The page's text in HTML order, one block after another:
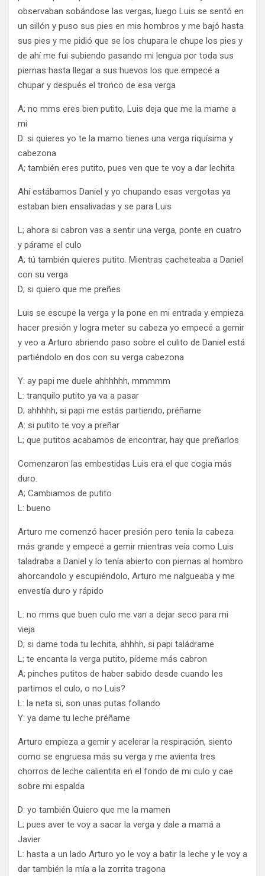
observaban sobándose las vergas, luego Luis se sentó en
un sillón y puso sus pies en mis hombros y me bajó hasta
sus pies y me pidió que se los chupara le chupe los pies y
de ahí me fui subiendo pasando mi lengua por toda sus
piernas hasta llegar a sus huevos los que empecé a
chupar y después el tronco de esa verga
A; no mms eres bien putito, Luis deja que me la mame a
mi
D: si quieres yo te la mamo tienes una verga riquísima y
cabezona
A; también eres putito, pues ven que te voy a dar lechita
Ahí estábamos Daniel y yo chupando esas vergotas ya
estaban bien ensalivadas y se para Luis
L; ahora si cabron vas a sentir una verga, ponte en cuatro
y párame el culo
A; tú también quieres putito. Mientras cacheteaba a Daniel
con su verga
D; si quiero que me preñes
Luis se escupe la verga y la pone en mi entrada y empieza
hacer presión y logra meter su cabeza yo empecé a gemir
y veo a Arturo abriendo paso sobre el culito de Daniel está
partiéndolo en dos con su verga cabezona
Y: ay papi me duele ahhhhhh, mmmmm
L: tranquilo putito ya va a pasar
D; ahhhhh, si papi me estás partiendo, préñame
A: si putito te voy a preñar
L; que putitos acabamos de encontrar, hay que preñarlos
Comenzaron las embestidas Luis era el que cogia más
duro.
A; Cambiamos de putito
L: bueno
Arturo me comenzó hacer presión pero tenía la cabeza
más grande y empecé a gemir mientras veía como Luis
taladraba a Daniel y lo tenía abierto con piernas al hombro
ahorcandolo y escupiéndolo, Arturo me nalgueaba y me
envestía duro y rápido
L: no mms que buen culo me van a dejar seco para mi
vieja
D; si dame toda tu lechita, ahhhh, si papi taládrame
L; te encanta la verga putito, pídeme más cabron
A; pinches putitos de haber sabido desde cuando les
partimos el culo, o no Luis?
L: la neta si, son unas putas follando
Y: ya dame tu leche préñame
Arturo empieza a gemir y acelerar la respiración, siento
como se engruesa más su verga y me avienta tres
chorros de leche calientita en el fondo de mi culo y cae
sobre mi espalda
D: yo también Quiero que me la mamen
L; pues aver te voy a sacar la verga y dale a mamá a
Javier
L: hasta a un lado Arturo yo le voy a batir la leche y le voy a
dar también la mía a la zorrita tragona